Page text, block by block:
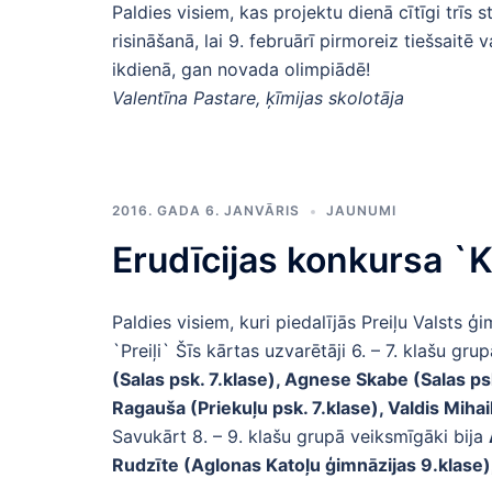
Paldies visiem, kas projektu dienā cītīgi trīs
risināšanā, lai 9. februārī pirmoreiz tiešsaitē
ikdienā, gan novada olimpiādē!
Valentīna Pastare, ķīmijas skolotāja
2016. GADA 6. JANVĀRIS JAUNUMI
Erudīcijas konkursa
Paldies visiem, kuri piedalījās Preiļu Valsts
`Preiļi` Šīs kārtas uzvarētāji 6. – 7. klašu
(Salas psk. 7.klase), Agnese Skabe (Salas
Ragauša (Priekuļu psk. 7.klase), Valdis
Savukārt 8. – 9. klašu grupā veiksmīgāki bija
Rudzīte (Aglonas Katoļu ģimnāzijas